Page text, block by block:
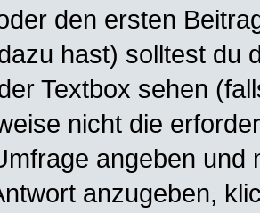
den ersten
hast) solltest du
Textbox sehen
nicht die
angeben und
anzugeben,